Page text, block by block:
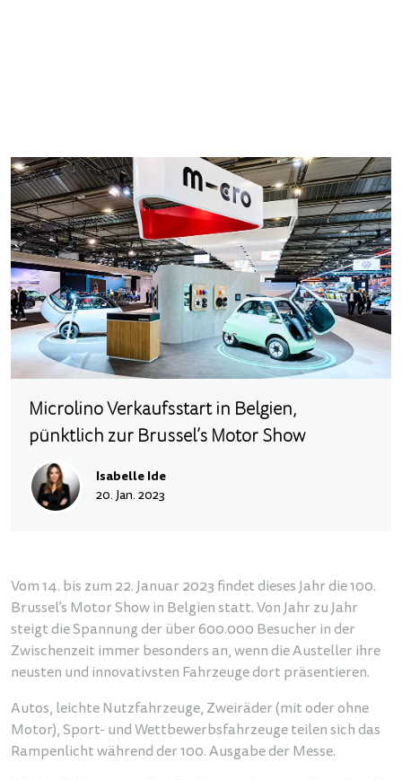
Microlino Verkaufsstart in Belgien,
pünktlich zur Brussel’s Motor Show
Isabelle Ide
20. Jan. 2023
Vom 14. bis zum 22. Januar 2023 findet dieses Jahr die 100.
Brussel’s Motor Show in Belgien statt. Von Jahr zu Jahr
steigt die Spannung der über 600.000 Besucher in der
Zwischenzeit immer besonders an, wenn die Austeller ihre
neusten und innovativsten Fahrzeuge dort präsentieren.
Autos, leichte Nutzfahrzeuge, Zweiräder (mit oder ohne
Motor), Sport- und Wettbewerbsfahrzeuge teilen sich das
Rampenlicht während der 100. Ausgabe der Messe.